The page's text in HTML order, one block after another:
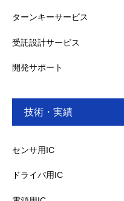
ターンキーサービス
受託設計サービス
開発サポート
技術・実績
センサ用IC
ドライバ用IC